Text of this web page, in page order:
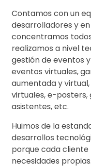
Contamos con un
desarrolladores y
concentramos
realizamos a nivel
gestión de eventos
eventos virtuales,
aumentada y
virtuales, e-posters,
asistentes, etc.
Huimos de la
desarrollos
porque cada
necesidades propias.